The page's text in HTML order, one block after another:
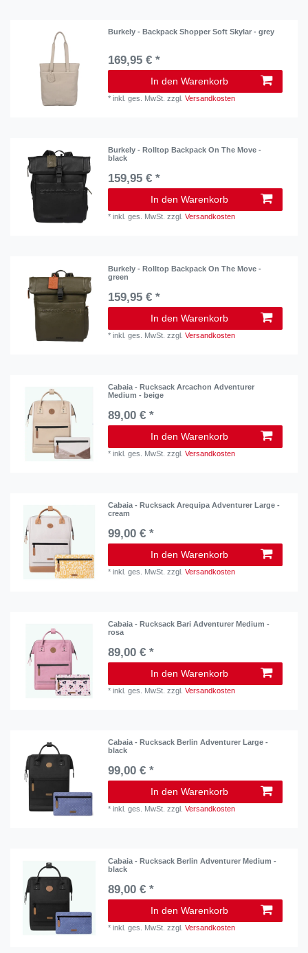
Burkely - Backpack Shopper Soft Skylar - grey
169,95 € *
In den Warenkorb
*inkl. ges. MwSt. zzgl.Versandkosten
Burkely - Rolltop Backpack On The Move -
black
159,95 € *
In den Warenkorb
*inkl. ges. MwSt. zzgl.Versandkosten
Burkely - Rolltop Backpack On The Move -
green
159,95 € *
In den Warenkorb
*inkl. ges. MwSt. zzgl.Versandkosten
Cabaia - Rucksack Arcachon Adventurer
Medium - beige
89,00 € *
In den Warenkorb
*inkl. ges. MwSt. zzgl.Versandkosten
Cabaia - Rucksack Arequipa Adventurer Large -
cream
99,00 € *
In den Warenkorb
*inkl. ges. MwSt. zzgl.Versandkosten
Cabaia - Rucksack Bari Adventurer Medium -
rosa
89,00 € *
In den Warenkorb
*inkl. ges. MwSt. zzgl.Versandkosten
Cabaia - Rucksack Berlin Adventurer Large -
black
99,00 € *
In den Warenkorb
*inkl. ges. MwSt. zzgl.Versandkosten
Cabaia - Rucksack Berlin Adventurer Medium -
black
89,00 € *
In den Warenkorb
*inkl. ges. MwSt. zzgl.Versandkosten